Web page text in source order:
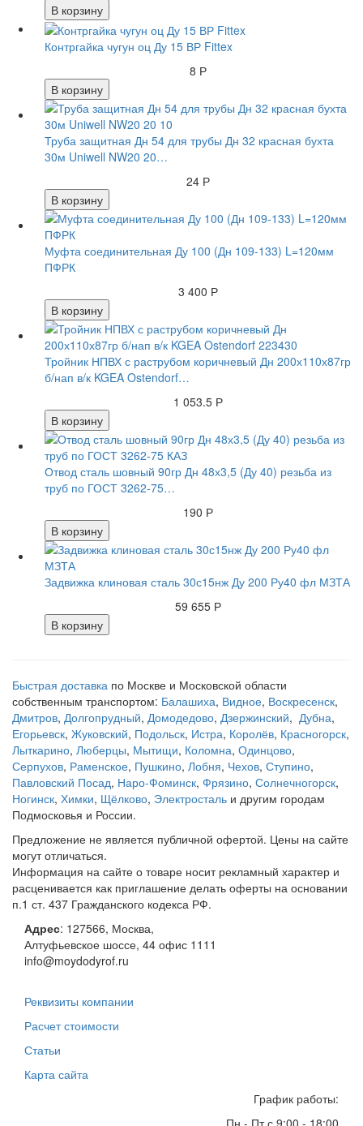
В корзину
Контргайка чугун оц Ду 15 ВР Fittex
8 Р
В корзину
Труба защитная Дн 54 для трубы Дн 32 красная бухта
30м Uniwell NW20 20…
24 Р
В корзину
Муфта соединительная Ду 100 (Дн 109-133) L=120мм
ПФРК
3 400 Р
В корзину
Тройник НПВХ с раструбом коричневый Дн 200х110х87гр
б/нап в/к KGEA Ostendorf…
1 053.5 Р
В корзину
Отвод сталь шовный 90гр Дн 48х3,5 (Ду 40) резьба из
труб по ГОСТ 3262-75…
190 Р
В корзину
Задвижка клиновая сталь 30с15нж Ду 200 Ру40 фл МЗТА
59 655 Р
В корзину
Быстрая доставка по Москве и Московской области
собственным транспортом: Балашиха, Видное, Воскресенск,
Дмитров, Долгопрудный, Домодедово, Дзержинский, Дубна,
Егорьевск, Жуковский, Подольск, Истра, Королёв, Красногорск,
Лыткарино, Люберцы, Мытищи, Коломна, Одинцово,
Серпухов, Раменское, Пушкино, Лобня, Чехов, Ступино,
Павловский Посад, Наро-Фоминск, Фрязино, Солнечногорск,
Ногинск, Химки, Щёлково, Электросталь и другим городам
Подмосковья и России.
Предложение не является публичной офертой. Цены на сайте
могут отличаться.
Информация на сайте о товаре носит рекламный характер и
расценивается как приглашение делать оферты на основании
п.1 ст. 437 Гражданского кодекса РФ.
Адрес: 127566, Москва,
Алтуфьевское шоссе, 44 офис 1111
info@moydodyrof.ru
Реквизиты компании
Расчет стоимости
Статьи
Карта сайта
График работы: